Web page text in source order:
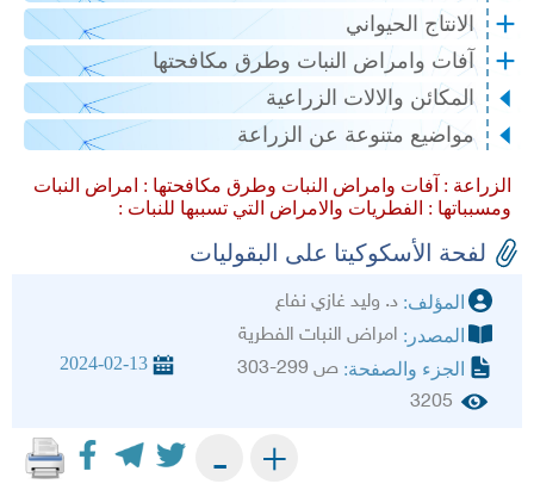
الانتاج الحيواني
آفات وامراض النبات وطرق مكافحتها
المكائن والالات الزراعية
مواضيع متنوعة عن الزراعة
الزراعة : آفات وامراض النبات وطرق مكافحتها : امراض النبات
ومسبباتها : الفطريات والامراض التي تسببها للنبات :
لفحة الأسكوكيتا على البقوليات
المؤلف: د. وليد غازي نفاع
المصدر: امراض النبات الفطرية
الجزء والصفحة: ص 299-303 2024-02-13
3205
+
-